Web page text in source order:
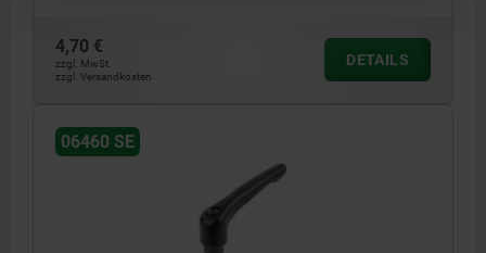
4,70 €
zzgl. MwSt.
zzgl. Versandkosten
DETAILS
06460 SE